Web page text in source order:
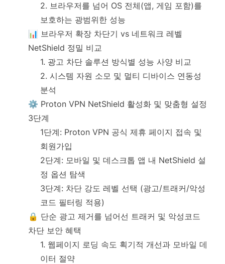
2. 브라우저를 넘어 OS 전체(앱, 게임 포함)를
보호하는 광범위한 성능
📊 브라우저 확장 차단기 vs 네트워크 레벨
NetShield 정밀 비교
1. 광고 차단 솔루션 방식별 성능 사양 비교
2. 시스템 자원 소모 및 멀티 디바이스 연동성
분석
⚙️ Proton VPN NetShield 활성화 및 맞춤형 설정
3단계
1단계: Proton VPN 공식 제휴 페이지 접속 및
회원가입
2단계: 모바일 및 데스크톱 앱 내 NetShield 설
정 옵션 탐색
3단계: 차단 강도 레벨 선택 (광고/트래커/악성
코드 필터링 적용)
🔒 단순 광고 제거를 넘어선 트래커 및 악성코드
차단 보안 혜택
1. 웹페이지 로딩 속도 획기적 개선과 모바일 데
이터 절약